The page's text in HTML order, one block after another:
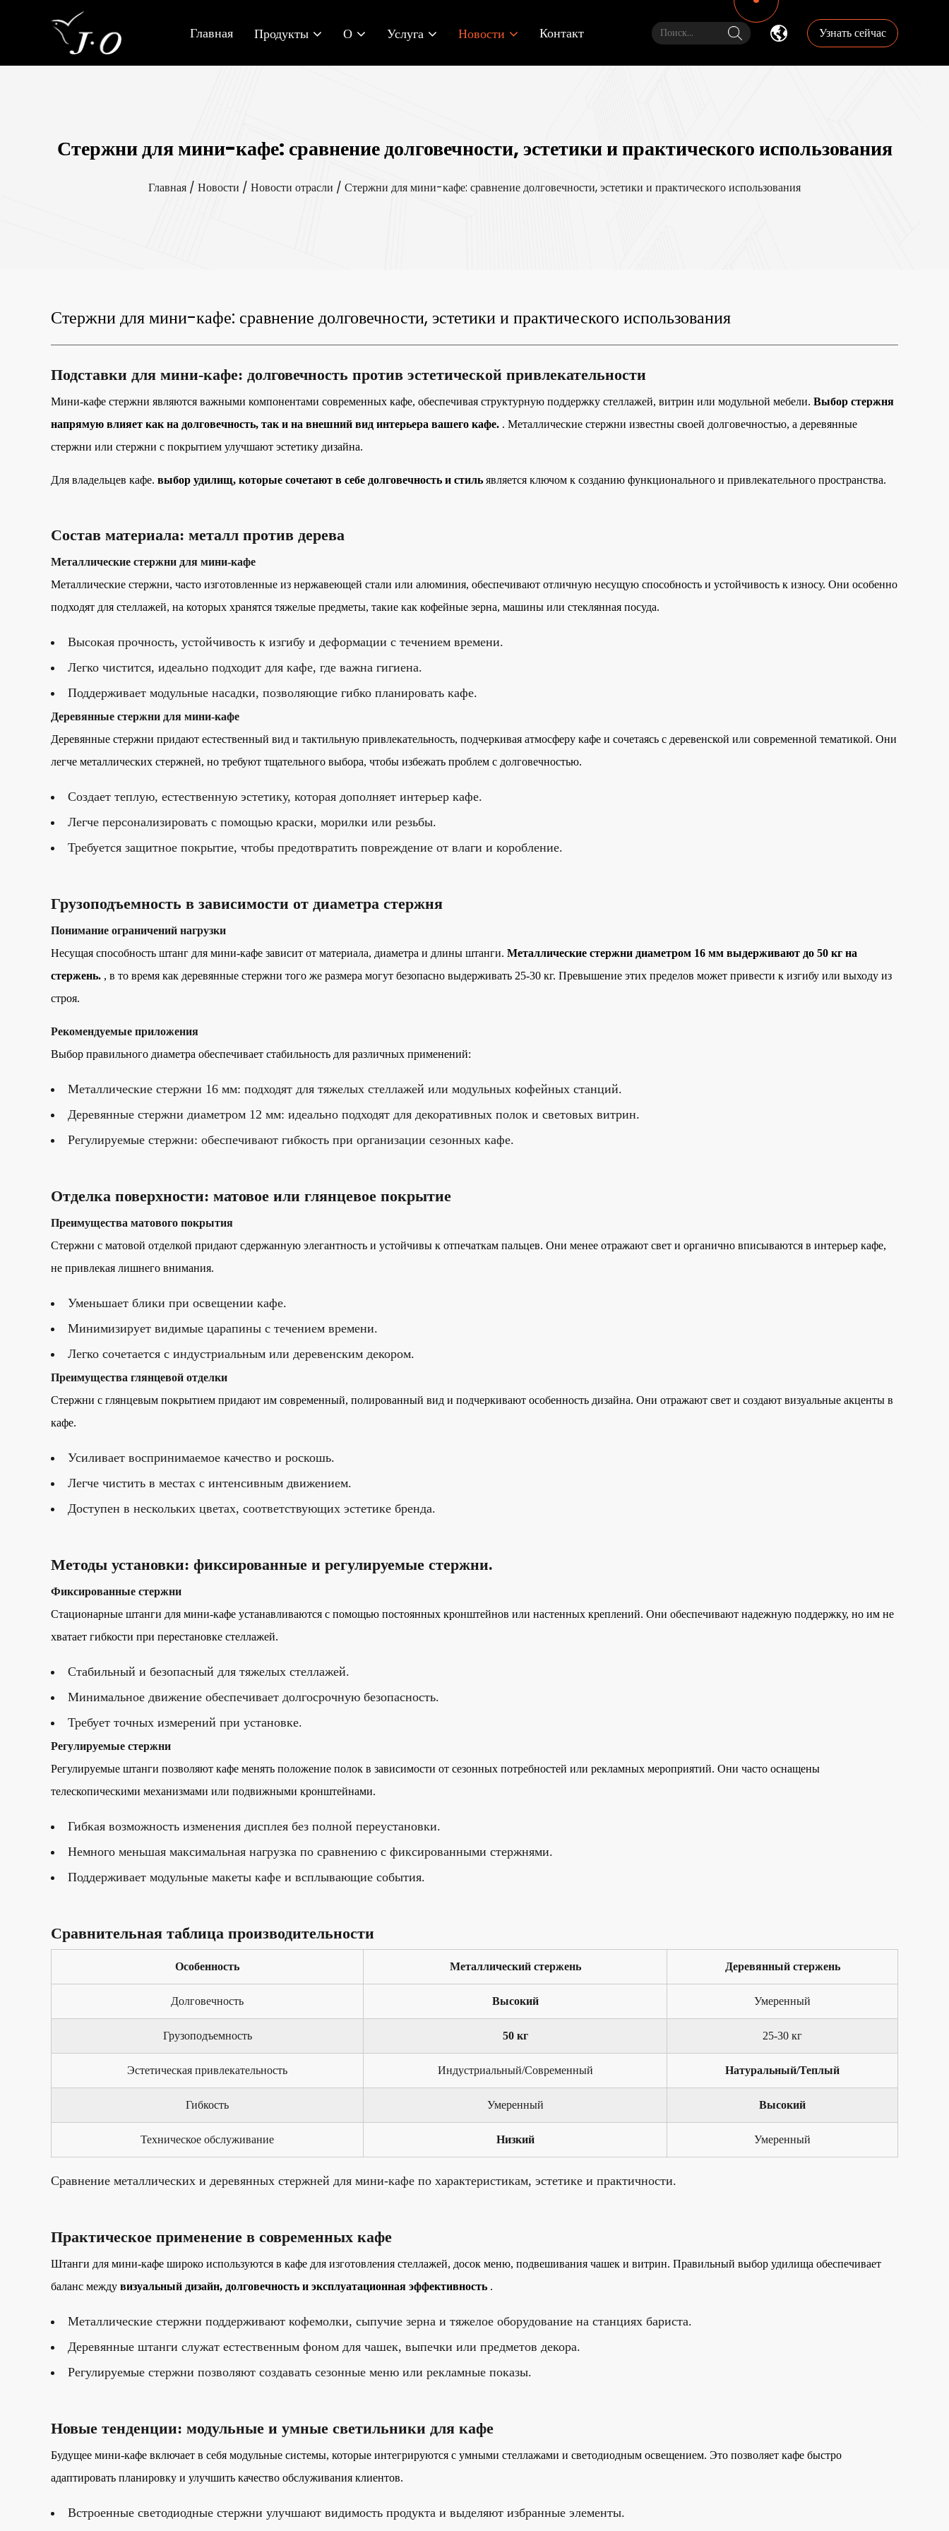
Главная Продукты О Услуга Новости Контакт Узнать сейчас
Стержни для мини-кафе: сравнение долговечности, эстетики и практического использования
Главная / Новости / Новости отрасли / Стержни для мини-кафе: сравнение долговечности, эстетики и практического использования
Стержни для мини-кафе: сравнение долговечности, эстетики и практического использования
Подставки для мини-кафе: долговечность против эстетической привлекательности
Мини-кафе стержни являются важными компонентами современных кафе, обеспечивая структурную поддержку стеллажей, витрин или модульной мебели. Выбор стержня
напрямую влияет как на долговечность, так и на внешний вид интерьера вашего кафе. . Металлические стержни известны своей долговечностью, а деревянные
стержни или стержни с покрытием улучшают эстетику дизайна.
Для владельцев кафе. выбор удилищ, которые сочетают в себе долговечность и стиль является ключом к созданию функционального и привлекательного пространства.
Состав материала: металл против дерева
Металлические стержни для мини-кафе
Металлические стержни, часто изготовленные из нержавеющей стали или алюминия, обеспечивают отличную несущую способность и устойчивость к износу. Они особенно
подходят для стеллажей, на которых хранятся тяжелые предметы, такие как кофейные зерна, машины или стеклянная посуда.
Высокая прочность, устойчивость к изгибу и деформации с течением времени.
Легко чистится, идеально подходит для кафе, где важна гигиена.
Поддерживает модульные насадки, позволяющие гибко планировать кафе.
Деревянные стержни для мини-кафе
Деревянные стержни придают естественный вид и тактильную привлекательность, подчеркивая атмосферу кафе и сочетаясь с деревенской или современной тематикой. Они
легче металлических стержней, но требуют тщательного выбора, чтобы избежать проблем с долговечностью.
Создает теплую, естественную эстетику, которая дополняет интерьер кафе.
Легче персонализировать с помощью краски, морилки или резьбы.
Требуется защитное покрытие, чтобы предотвратить повреждение от влаги и коробление.
Грузоподъемность в зависимости от диаметра стержня
Понимание ограничений нагрузки
Несущая способность штанг для мини-кафе зависит от материала, диаметра и длины штанги. Металлические стержни диаметром 16 мм выдерживают до 50 кг на
стержень. , в то время как деревянные стержни того же размера могут безопасно выдерживать 25-30 кг. Превышение этих пределов может привести к изгибу или выходу из
строя.
Рекомендуемые приложения
Выбор правильного диаметра обеспечивает стабильность для различных применений:
Металлические стержни 16 мм: подходят для тяжелых стеллажей или модульных кофейных станций.
Деревянные стержни диаметром 12 мм: идеально подходят для декоративных полок и световых витрин.
Регулируемые стержни: обеспечивают гибкость при организации сезонных кафе.
Отделка поверхности: матовое или глянцевое покрытие
Преимущества матового покрытия
Стержни с матовой отделкой придают сдержанную элегантность и устойчивы к отпечаткам пальцев. Они менее отражают свет и органично вписываются в интерьер кафе,
не привлекая лишнего внимания.
Уменьшает блики при освещении кафе.
Минимизирует видимые царапины с течением времени.
Легко сочетается с индустриальным или деревенским декором.
Преимущества глянцевой отделки
Стержни с глянцевым покрытием придают им современный, полированный вид и подчеркивают особенность дизайна. Они отражают свет и создают визуальные акценты в
кафе.
Усиливает воспринимаемое качество и роскошь.
Легче чистить в местах с интенсивным движением.
Доступен в нескольких цветах, соответствующих эстетике бренда.
Методы установки: фиксированные и регулируемые стержни.
Фиксированные стержни
Стационарные штанги для мини-кафе устанавливаются с помощью постоянных кронштейнов или настенных креплений. Они обеспечивают надежную поддержку, но им не
хватает гибкости при перестановке стеллажей.
Стабильный и безопасный для тяжелых стеллажей.
Минимальное движение обеспечивает долгосрочную безопасность.
Требует точных измерений при установке.
Регулируемые стержни
Регулируемые штанги позволяют кафе менять положение полок в зависимости от сезонных потребностей или рекламных мероприятий. Они часто оснащены
телескопическими механизмами или подвижными кронштейнами.
Гибкая возможность изменения дисплея без полной переустановки.
Немного меньшая максимальная нагрузка по сравнению с фиксированными стержнями.
Поддерживает модульные макеты кафе и всплывающие события.
Сравнительная таблица производительности
Особенность Металлический стержень Деревянный стержень
Долговечность Высокий Умеренный
Грузоподъемность 50 кг 25-30 кг
Эстетическая привлекательность Индустриальный/Современный Натуральный/Теплый
Гибкость Умеренный Высокий
Техническое обслуживание Низкий Умеренный
Сравнение металлических и деревянных стержней для мини-кафе по характеристикам, эстетике и практичности.
Практическое применение в современных кафе
Штанги для мини-кафе широко используются в кафе для изготовления стеллажей, досок меню, подвешивания чашек и витрин. Правильный выбор удилища обеспечивает
баланс между визуальный дизайн, долговечность и эксплуатационная эффективность .
Металлические стержни поддерживают кофемолки, сыпучие зерна и тяжелое оборудование на станциях бариста.
Деревянные штанги служат естественным фоном для чашек, выпечки или предметов декора.
Регулируемые стержни позволяют создавать сезонные меню или рекламные показы.
Новые тенденции: модульные и умные светильники для кафе
Будущее мини-кафе включает в себя модульные системы, которые интегрируются с умными стеллажами и светодиодным освещением. Это позволяет кафе быстро
адаптировать планировку и улучшить качество обслуживания клиентов.
Встроенные светодиодные стержни улучшают видимость продукта и выделяют избранные элементы.